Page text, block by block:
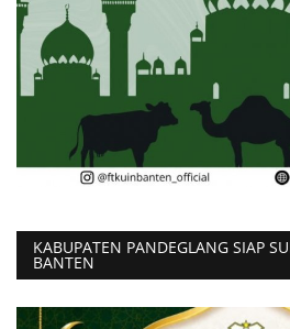
KABUPATEN PANDEGLANG SIAP
BANTEN